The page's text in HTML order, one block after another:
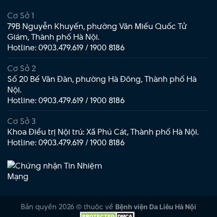
Cơ Sở 1
79B Nguyễn Khuyến, phường Văn Miếu Quốc Tử
Giám, Thành phố Hà Nội.
Hotline:0903.479.619/1900 8186
Cơ Sở 2
Số 20 Bế Văn Đàn, phường Hà Đông, Thành phố Hà
Nội.
Hotline:0903.479.619/1900 8186
Cơ Sở 3
Khoa Điều trị Nội trú: Xã Phú Cát, Thành phố Hà Nội.
Hotline:0903.479.619/1900 8186
Bản quyền 2026 © thuộc về Bệnh viện Da Liễu Hà Nội